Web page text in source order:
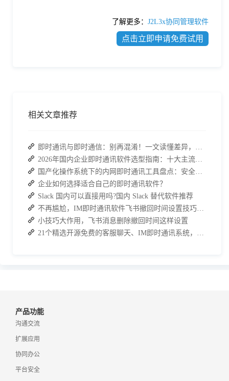
了解更多： J2L3x协同管理软件
点击立即申请免费试用
相关文章推荐
即时通讯与即时通信：别再混淆！一文读懂差异，接而连适配企业协作需求
2026年国内企业即时通讯软件选型指南：十大主流平台深度盘点
国产化操作系统下的内网即时通讯工具盘点：安全与高效的双重亮点
企业如何选择适合自己的即时通讯软件？
Slack 国内可以直接用吗?国内 Slack 替代软件推荐
不再尴尬，IM即时通讯软件飞书撤回时间设置技巧分享
小技巧大作用，飞书消息删除撤回时间这样设置
21个精选开源免费的客服聊天、IM即时通讯系统，助力企业沟通效率提升
产品功能
沟通交流
扩展应用
协同办公
平台安全